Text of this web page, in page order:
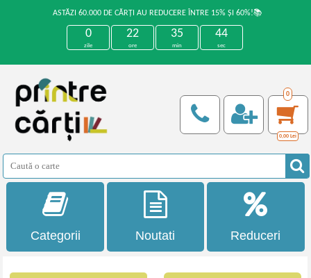
ASTĂZI 60.000 DE CĂRȚI AU REDUCERE ÎNTRE 15% ȘI 60%!📚
0
zile
22
ore
35
min
44
sec
0
0,00 Lei
Categorii Noutati Reduceri